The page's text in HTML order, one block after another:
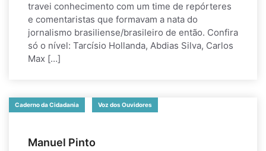
travei conhecimento com um time de repórteres
e comentaristas que formavam a nata do
jornalismo brasiliense/brasileiro de então. Confira
só o nível: Tarcísio Hollanda, Abdias Silva, Carlos
Max […]
Caderno da Cidadania Voz dos Ouvidores
Manuel Pinto